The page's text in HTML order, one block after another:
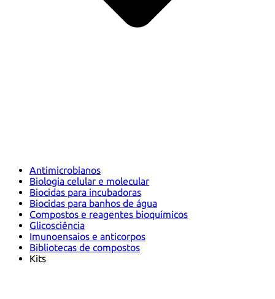
Antimicrobianos
Biologia celular e molecular
Biocidas para incubadoras
Biocidas para banhos de água
Compostos e reagentes bioquímicos
Glicosciência
Imunoensaios e anticorpos
Bibliotecas de compostos
Kits